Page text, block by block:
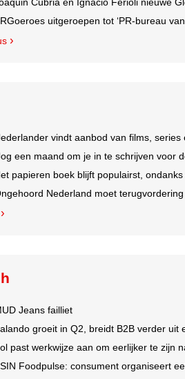
Cubria en Ignacio Ferioli nieuwe Global
uitgeroepen tot ‘PR-bureau
vindt aanbod van films,
een maand om je in te schrijven voor
papieren boek blijft populairst,
Nederland moet
Jeans failliet
groeit in Q2, breidt B2B verder uit
past werkwijze aan om eerlijker te zijn
Foodpulse: consument organiseert